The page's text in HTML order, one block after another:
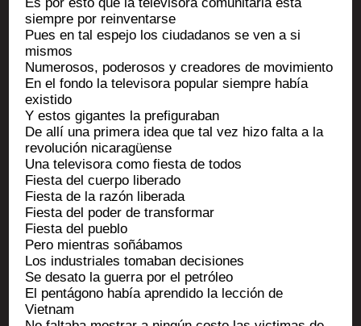
Es por esto que la tele­vi­so­ra comu­ni­ta­ria esta
siempre por reinventarse
Pues en tal espe­jo los ciu­da­da­nos se ven a si
mismos
Nume­ro­sos, pode­ro­sos y crea­dores de movimiento
En el fon­do la tele­vi­so­ra popu­lar siempre había
existido
Y estos gigantes la prefiguraban
De allí una pri­me­ra idea que tal vez hizo fal­ta a la
revo­lu­ción nicaragüense
Una tele­vi­so­ra como fies­ta de todos
Fies­ta del cuer­po liberado
Fies­ta de la razón liberada
Fies­ta del poder de transformar
Fies­ta del pueblo
Pero mien­tras soñábamos
Los indus­triales toma­ban decisiones
Se desa­to la guer­ra por el petróleo
El pentá­go­no había apren­di­do la lec­ción de
Vietnam